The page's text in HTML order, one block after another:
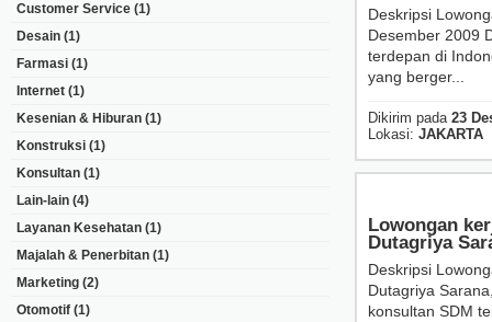
Customer Service (1)
Desain (1)
Farmasi (1)
Internet (1)
Kesenian & Hiburan (1)
Konstruksi (1)
Konsultan (1)
Lain-lain (4)
Layanan Kesehatan (1)
Majalah & Penerbitan (1)
Marketing (2)
Otomotif (1)
Deskripsi
Desember 2009
terdepan di
yang berger...
Dikirim pada 23
Lokasi: JAKARTA
Lowongan
Dutagriya
Deskripsi
Dutagriya
konsultan SDM